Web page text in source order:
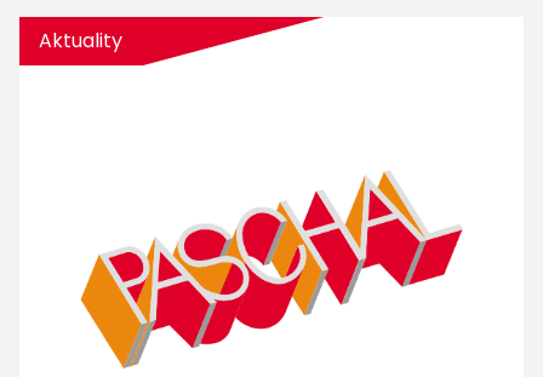
Aktuality